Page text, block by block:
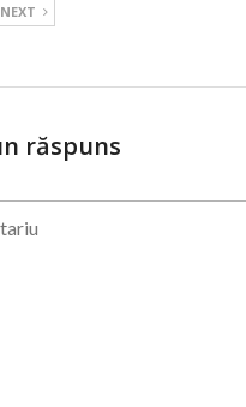
NEXT
răspuns